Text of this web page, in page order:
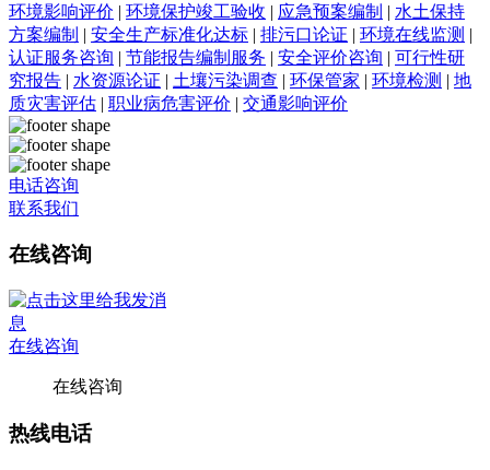
环境影响评价 | 环境保护竣工验收 | 应急预案编制 | 水土保持
方案编制 | 安全生产标准化达标 | 排污口论证 | 环境在线监测 |
认证服务咨询 | 节能报告编制服务 | 安全评价咨询 | 可行性研
究报告 | 水资源论证 | 土壤污染调查 | 环保管家 | 环境检测 | 地
质灾害评估 | 职业病危害评价 | 交通影响评价
电话咨询
联系我们
在线咨询
在线咨询
在线咨询
热线电话